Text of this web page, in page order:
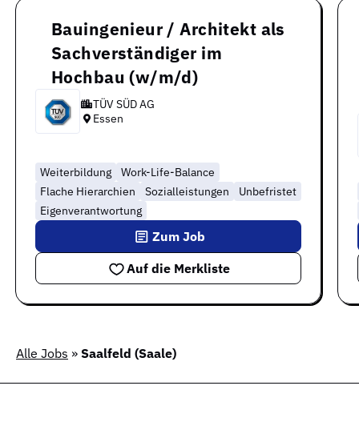
Bauingenieur / Architekt als
Sachverständiger im
Hochbau (w/m/d)
TÜV SÜD AG
Essen
Weiterbildung
Work-Life-Balance
Flache Hierarchien
Sozialleistungen
Unbefristet
Eigenverantwortung
Auf die Merkliste
Zum Job
Alle Jobs » Saalfeld (Saale)